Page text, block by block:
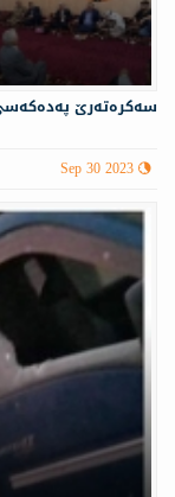
سەكرەتەرێ
Sep 30 2023